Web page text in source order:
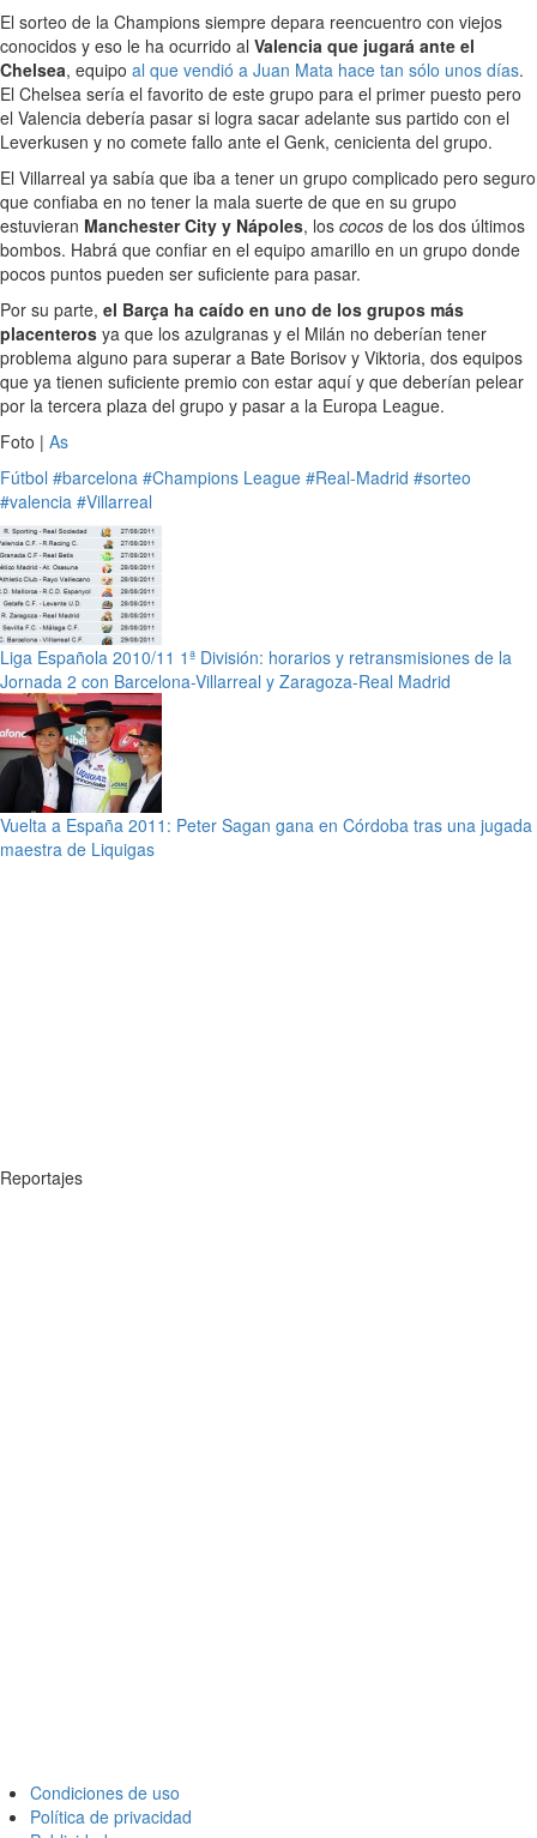
El sorteo de la Champions siempre depara reencuentro con viejos
conocidos y eso le ha ocurrido al Valencia que jugará ante el
Chelsea, equipo al que vendió a Juan Mata hace tan sólo unos días.
El Chelsea sería el favorito de este grupo para el primer puesto pero
el Valencia debería pasar si logra sacar adelante sus partido con el
Leverkusen y no comete fallo ante el Genk, cenicienta del grupo.
El Villarreal ya sabía que iba a tener un grupo complicado pero seguro
que confiaba en no tener la mala suerte de que en su grupo
estuvieran Manchester City y Nápoles, los cocos de los dos últimos
bombos. Habrá que confiar en el equipo amarillo en un grupo donde
pocos puntos pueden ser suficiente para pasar.
Por su parte, el Barça ha caído en uno de los grupos más
placenteros ya que los azulgranas y el Milán no deberían tener
problema alguno para superar a Bate Borisov y Viktoria, dos equipos
que ya tienen suficiente premio con estar aquí y que deberían pelear
por la tercera plaza del grupo y pasar a la Europa League.
Foto | As
Fútbol #barcelona #Champions League #Real-Madrid #sorteo
#valencia #Villarreal
Liga Española 2010/11 1ª División: horarios y retransmisiones de la
Jornada 2 con Barcelona-Villarreal y Zaragoza-Real Madrid
Vuelta a España 2011: Peter Sagan gana en Córdoba tras una jugada
maestra de Liquigas
Reportajes
Condiciones de uso
Política de privacidad